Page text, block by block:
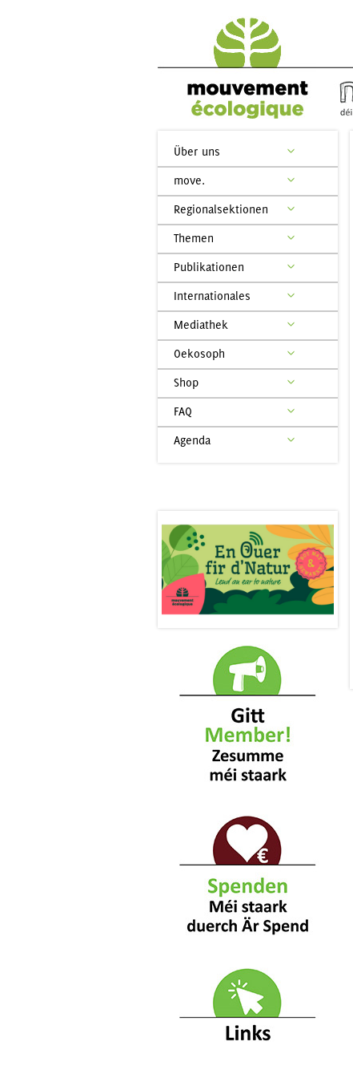
Über uns
move.
Regionalsektionen
Themen
Publikationen
Internationales
Mediathek
Oekosoph
Shop
FAQ
Agenda